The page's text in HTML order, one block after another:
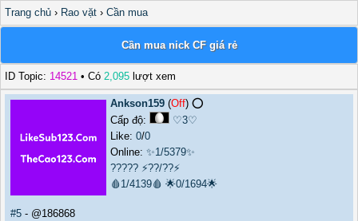
Trang chủ › Rao vặt › Cần mua
Cần mua nick CF giá rẻ
ID Topic: 14521 • Có 2,095 lượt xem
Ankson159 (Off) ⭕️
Cấp độ:
♡3♡
Like: 0/0
Online: ✨1/5379✨
????? ⚡??/??⚡
🩸1/4139🩸 🌟0/1694🌟
#5 - @186868